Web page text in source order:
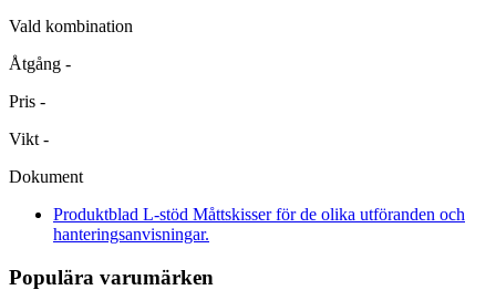
Vald kombination
Åtgång -
Pris -
Vikt -
Dokument
Produktblad L-stöd Måttskisser för de olika utföranden och
hanteringsanvisningar.
Populära varumärken